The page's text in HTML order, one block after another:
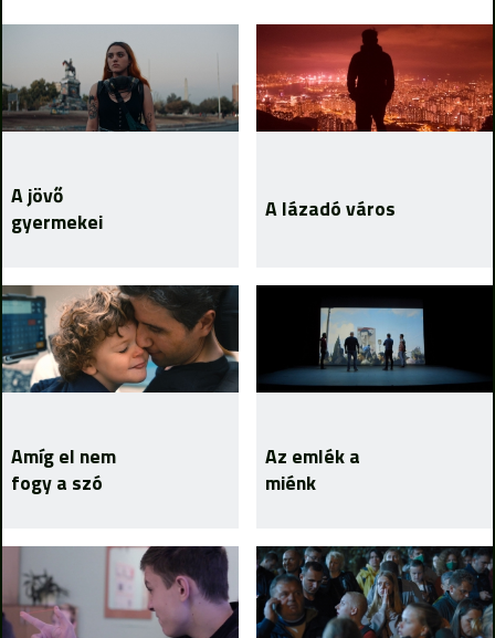
A jövő
gyermekei
A lázadó város
Amíg el nem
fogy a szó
Az emlék a
miénk